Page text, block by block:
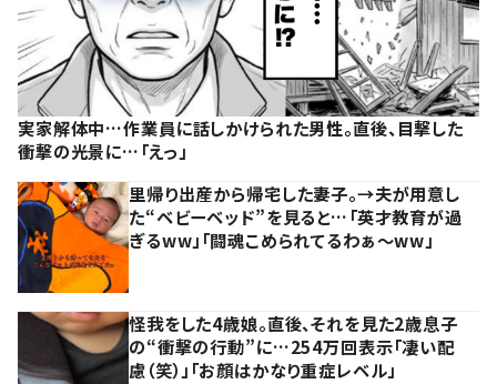
実家解体中…作業員に話しかけられた男性。直後、目撃した
衝撃の光景に…「えっ」
里帰り出産から帰宅した妻子。→夫が用意し
た“ベビーベッド”を見ると…「英才教育が過
ぎるww」「闘魂こめられてるわぁ～ww」
怪我をした4歳娘。直後、それを見た2歳息子
の“衝撃の行動”に…254万回表示「凄い配
慮（笑）」「お顔はかなり重症レベル」